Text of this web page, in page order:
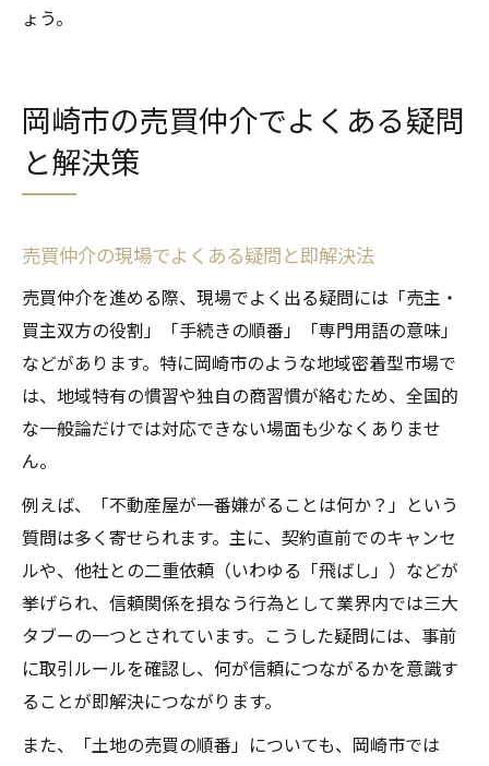
ょう。
岡崎市の売買仲介でよくある疑問
と解決策
売買仲介の現場でよくある疑問と即解決法
売買仲介を進める際、現場でよく出る疑問には「売主・
買主双方の役割」「手続きの順番」「専門用語の意味」
などがあります。特に岡崎市のような地域密着型市場で
は、地域特有の慣習や独自の商習慣が絡むため、全国的
な一般論だけでは対応できない場面も少なくありませ
ん。
例えば、「不動産屋が一番嫌がることは何か？」という
質問は多く寄せられます。主に、契約直前でのキャンセ
ルや、他社との二重依頼（いわゆる「飛ばし」）などが
挙げられ、信頼関係を損なう行為として業界内では三大
タブーの一つとされています。こうした疑問には、事前
に取引ルールを確認し、何が信頼につながるかを意識す
ることが即解決につながります。
また、「土地の売買の順番」についても、岡崎市では